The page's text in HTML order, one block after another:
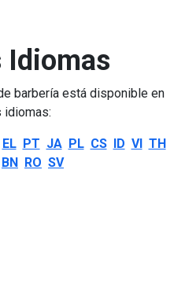
Idiomas
barbería está disponible en
EL PT JA PL CS ID VI TH
BN RO SV